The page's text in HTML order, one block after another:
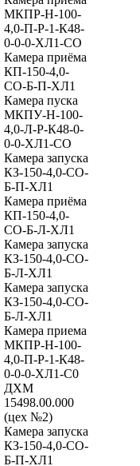
МКПР-Н-100-
4,0-П-Р-1-К48-
0-0-0-ХЛ1-СО
Камера приёма
КП-150-4,0-
СО-Б-П-ХЛ1
Камера пуска
МКПУ-Н-100-
4,0-Л-Р-К48-0-
0-0-ХЛ1-СО
Камера запуска
КЗ-150-4,0-СО-
Б-П-ХЛ1
Камера приёма
КП-150-4,0-
СО-Б-Л-ХЛ1
Камера запуска
КЗ-150-4,0-СО-
Б-Л-ХЛ1
Камера запуска
КЗ-150-4,0-СО-
Б-Л-ХЛ1
Камера приема
МКПР-Н-100-
4,0-П-Р-1-К48-
0-0-0-ХЛ1-С0
ДХМ
15498.00.000
(цех №2)
Камера запуска
КЗ-150-4,0-СО-
Б-П-ХЛ1